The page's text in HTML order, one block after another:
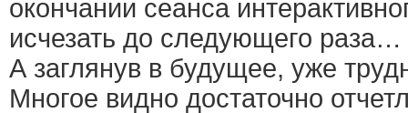
окончании сеанса
исчезать до следующего раза…
А заглянув в будущее, уже
Многое видно достаточно